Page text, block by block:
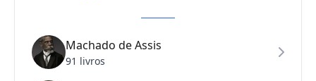
Machado de Assis
91 livros